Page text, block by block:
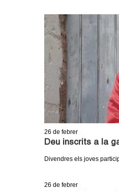
26 de febrer
Deu inscrits a la
Divendres els joves
26 de febrer